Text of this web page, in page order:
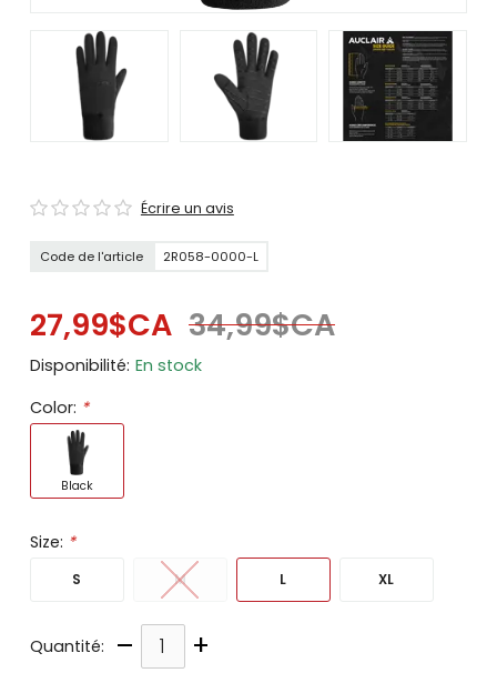
Écrire un avis
Code de l'article 2R058-0000-L
27,99$CA 34,99$CA
Disponibilité: En stock
Color: *
Black
Size: *
S M L XL
Quantité: – +